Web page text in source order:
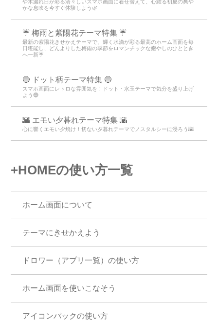
や木漏れ日が彩る清々しいスマホ画面に着せ替えて、心躍る初夏の爽や
かな息吹を今すぐ体験しよう🌿
☔ 梅雨と紫陽花テーマ特集 ☔
最新の紫陽花きせかえテーマで、輝く水滴が彩る最高のホーム画面を毎
日堪能し、どんよりした梅雨の季節をロマンチックな癒やしのひととき
へ一新☔
🔵 ドット柄テーマ特集 🔵
スマホ画面にレトロな雰囲気を！ドット・水玉テーマで気分を盛り上げ
よう🔵
🌇 エモい夕暮れテーマ特集 🌇
心に響くエモい夕焼け！切ない夕暮れテーマでノスタルシーに浸ろう🌇
+HOMEの使い方一覧
ホーム画面について
テーマにきせかえよう
ドロワー（アプリ一覧）の使い方
ホーム画面を使いこなそう
アイコンパックの使い方